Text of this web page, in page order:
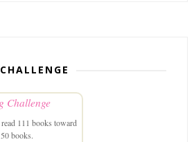
Challenge
read 111 books toward
books.